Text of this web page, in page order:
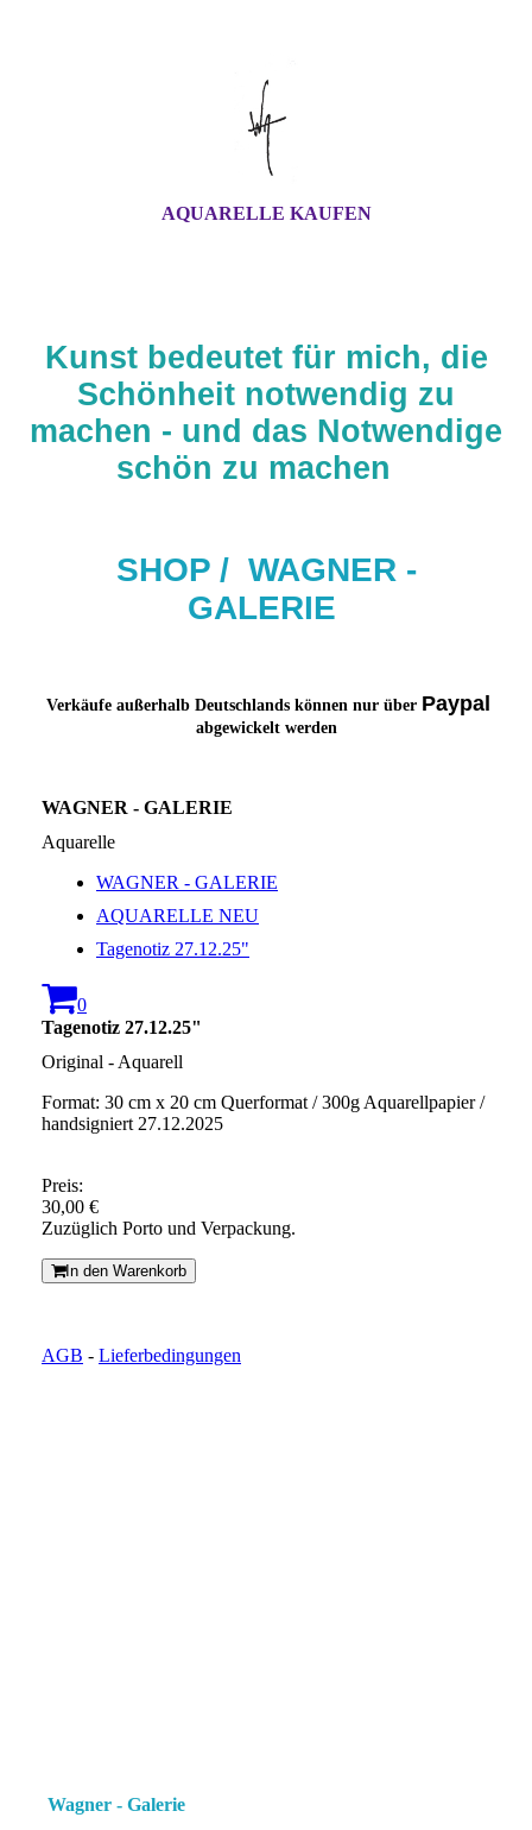
AQUARELLE KAUFEN
Kunst bedeutet für mich, die
Schönheit notwendig zu
machen - und das Notwendige
schön zu machen
SHOP / WAGNER -
GALERIE
Verkäufe außerhalb Deutschlands können nur über Paypal
abgewickelt werden
WAGNER - GALERIE
Aquarelle
WAGNER - GALERIE
AQUARELLE NEU
Tagenotiz 27.12.25"
0
Tagenotiz 27.12.25"
Original - Aquarell
Format: 30 cm x 20 cm Querformat / 300g Aquarellpapier /
handsigniert 27.12.2025
Preis:
30,00 €
Zuzüglich Porto und Verpackung.
In den Warenkorb
AGB - Lieferbedingungen
Wagner - Galerie